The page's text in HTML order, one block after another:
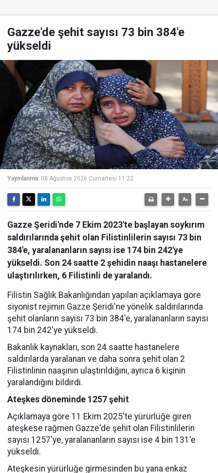
Gazze'de şehit sayısı 73 bin 384'e
yükseldi
Yayınlanma: 08 Ağustos 2026 Cumartesi 11:22
Gazze Şeridi'nde 7 Ekim 2023'te başlayan soykırım
saldırılarında şehit olan Filistinlilerin sayısı 73 bin
384'e, yaralananların sayısı ise 174 bin 242'ye
yükseldi. Son 24 saatte 2 şehidin naaşı hastanelere
ulaştırılırken, 6 Filistinli de yaralandı.
Filistin Sağlık Bakanlığından yapılan açıklamaya göre
siyonist rejimin Gazze Şeridi'ne yönelik saldırılarında
şehit olanların sayısı 73 bin 384'e, yaralananların sayısı
174 bin 242'ye yükseldi.
Bakanlık kaynakları, son 24 saatte hastanelere
saldırılarda yaralanan ve daha sonra şehit olan 2
Filistinlinin naaşının ulaştırıldığını, ayrıca 6 kişinin
yaralandığını bildirdi.
Ateşkes döneminde 1257 şehit
Açıklamaya göre 11 Ekim 2025'te yürürlüğe giren
ateşkese rağmen Gazze'de şehit olan Filistinlilerin
sayısı 1257'ye, yaralananların sayısı ise 4 bin 131'e
yükseldi.
Ateşkesin yürürlüğe girmesinden bu yana enkaz